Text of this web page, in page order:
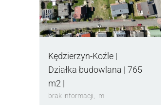
Kędzierzyn-Koźle |
Działka budowlana | 765
m2 |
brak informacji m